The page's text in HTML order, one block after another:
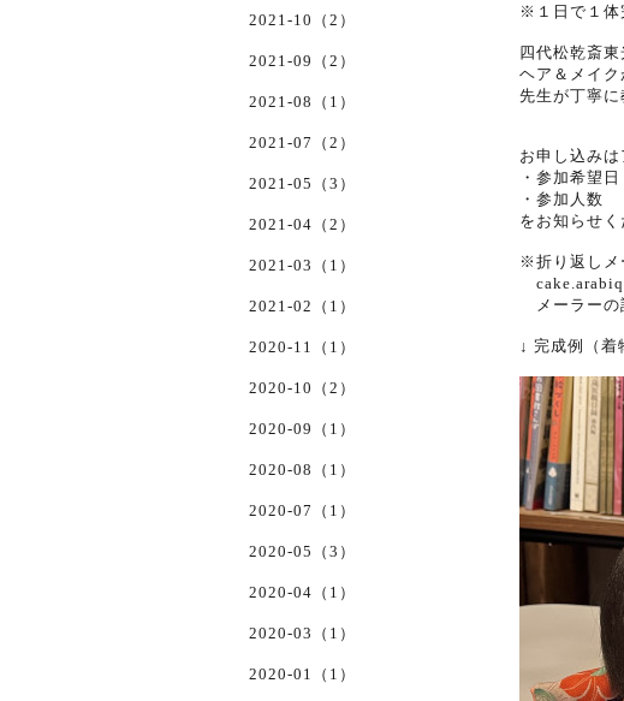
※１日で１体
四代松乾斎
ヘア＆メイク
先生が丁寧に
お申し込み
・参加希望
・参加人数
をお知らせく
※折り返し
メーラーの
↓ 完成例（着
2021-10（2）
2021-09（2）
2021-08（1）
2021-07（2）
2021-05（3）
2021-04（2）
2021-03（1）
2021-02（1）
2020-11（1）
2020-10（2）
2020-09（1）
2020-08（1）
2020-07（1）
2020-05（3）
2020-04（1）
2020-03（1）
2020-01（1）